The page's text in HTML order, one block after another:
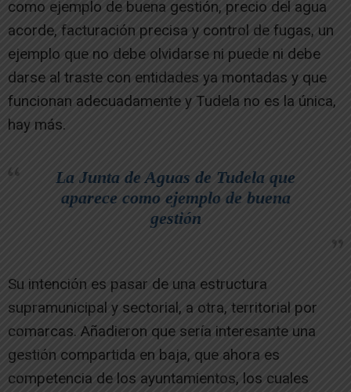
como ejemplo de buena gestión, precio del agua
acorde, facturación precisa y control de fugas, un
ejemplo que no debe olvidarse ni puede ni debe
darse al traste con entidades ya montadas y que
funcionan adecuadamente y Tudela no es la única,
hay más.
La Junta de Aguas de Tudela que
aparece como ejemplo de buena
gestión
Su intención es pasar de una estructura
supramunicipal y sectorial, a otra, territorial por
comarcas. Añadieron que sería interesante una
gestión compartida en baja, que ahora es
competencia de los ayuntamientos, los cuales